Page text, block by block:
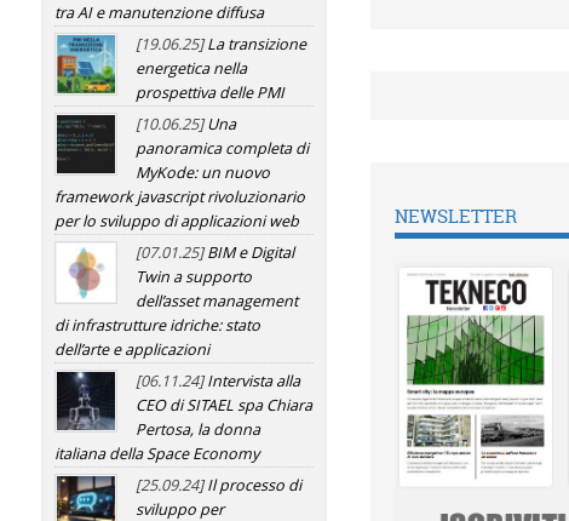
tra AI e manutenzione diffusa
[19.06.25]La transizione
energetica nella
prospettiva delle PMI
[10.06.25]Una
panoramica completa di
MyKode: un nuovo
framework javascript rivoluzionario
per lo sviluppo di applicazioni web
[07.01.25]BIM e Digital
Twin a supporto
dell’asset management
di infrastrutture idriche: stato
dell’arte e applicazioni
[06.11.24]Intervista alla
CEO di SITAEL spa Chiara
Pertosa, la donna
italiana della Space Economy
[25.09.24]Il processo di
sviluppo per
NEWSLETTER